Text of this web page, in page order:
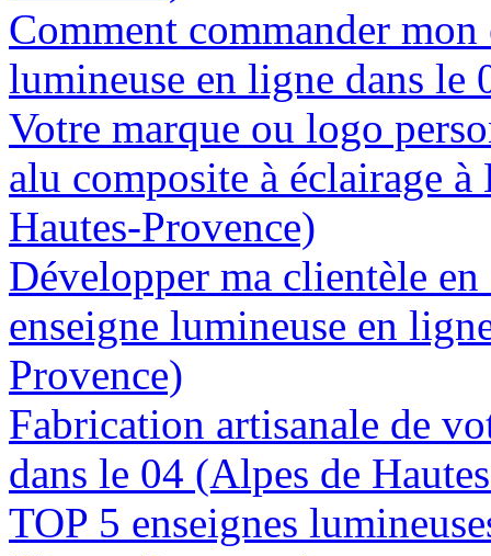
Comment commander
lumineuse en ligne dans le
Votre marque ou logo
alu composite à éclairage
Hautes-Provence)
Développer ma clientèle
enseigne lumineuse en
Provence)
Fabrication artisanale de
dans le 04 (Alpes de
TOP 5 enseignes